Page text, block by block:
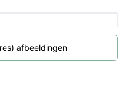
afbeeldingen